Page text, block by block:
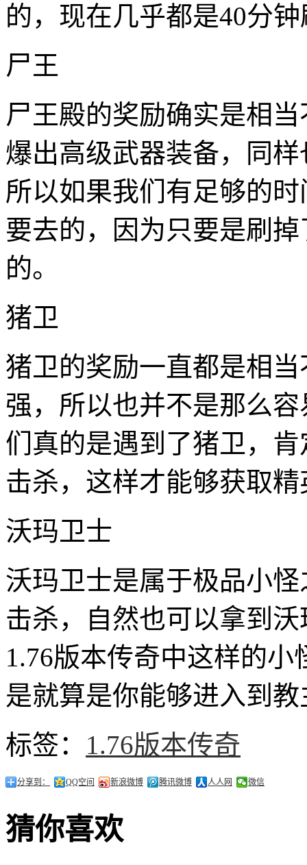
的，现在几乎都是40分
尸王
尸王殿的奖励确实是相
爆出高级武器装备，同
所以如果我们有足够的
要去的，因为只要是刷
的。
猪卫
猪卫的奖励一直都是相
强，所以也并不是那么
们真的是遇到了猪卫，
击杀，这样才能够获取
沃玛卫士
沃玛卫士是属于极品小
击杀，自然也可以拿到
1.76版本传奇中这样的
是就算是你能够进入到
标签： 1.76版本传奇
分享到： QQ空间 新浪微博 腾讯微博 人人网 微信
猜你喜欢